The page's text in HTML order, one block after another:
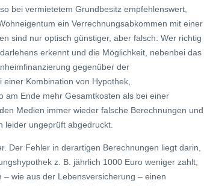
bei vermietetem Grundbesitz empfehlenswert,
ein Verrechnungsabkommen mit einer
sind nur optisch günstiger, aber falsch: Wer richtig
erkennt und die Möglichkeit, nebenbei das
gegenüber der
Kombination von Hypothek,
am Ende mehr Gesamtkosten als bei einer
Medien immer wieder falsche Berechnungen und
leider ungeprüft abgedruckt.
Der Fehler in derartigen Berechnungen liegt darin,
z. B. jährlich 1000 Euro weniger zahlt,
wie aus der Lebensversicherung – einen